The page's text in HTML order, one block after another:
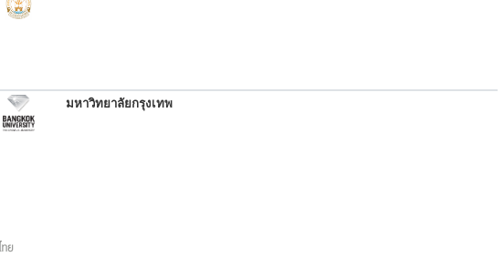
มหาวิทยาลัยกรุงเทพ